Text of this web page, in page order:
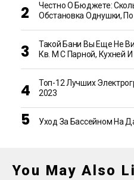
Честно О Бюджете:
Обстановка Однушки,
Такой Бани Вы Еще Не
Кв. М С Парной, Кухней
Топ-12 Лучших
2023
Уход За Бассейном На
You May Also